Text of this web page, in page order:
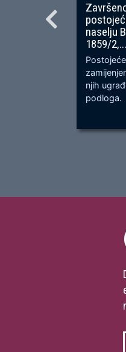
naselju
1859/2,...
njih
podloga.